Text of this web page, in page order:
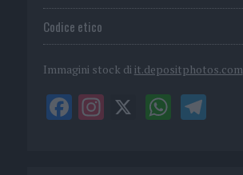
Codice etico
Immagini stock di it.depositphotos.com